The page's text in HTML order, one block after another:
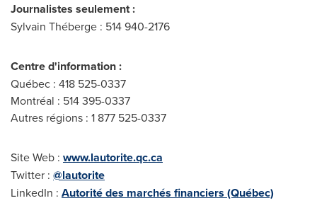
Journalistes seulement :
Sylvain Théberge : 514 940-2176
Centre d'information :
Québec : 418 525-0337
Montréal : 514 395-0337
Autres régions : 1 877 525-0337
Site Web : www.lautorite.qc.ca
Twitter : @lautorite
LinkedIn : Autorité des marchés financiers (Québec)